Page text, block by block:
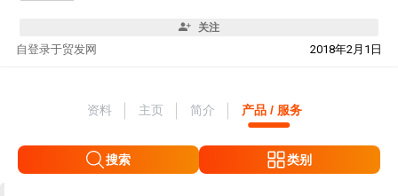
关注
自 2018年2月1日
登录于贸发网
资料 主页 简介 产品 / 服务
搜索 类别